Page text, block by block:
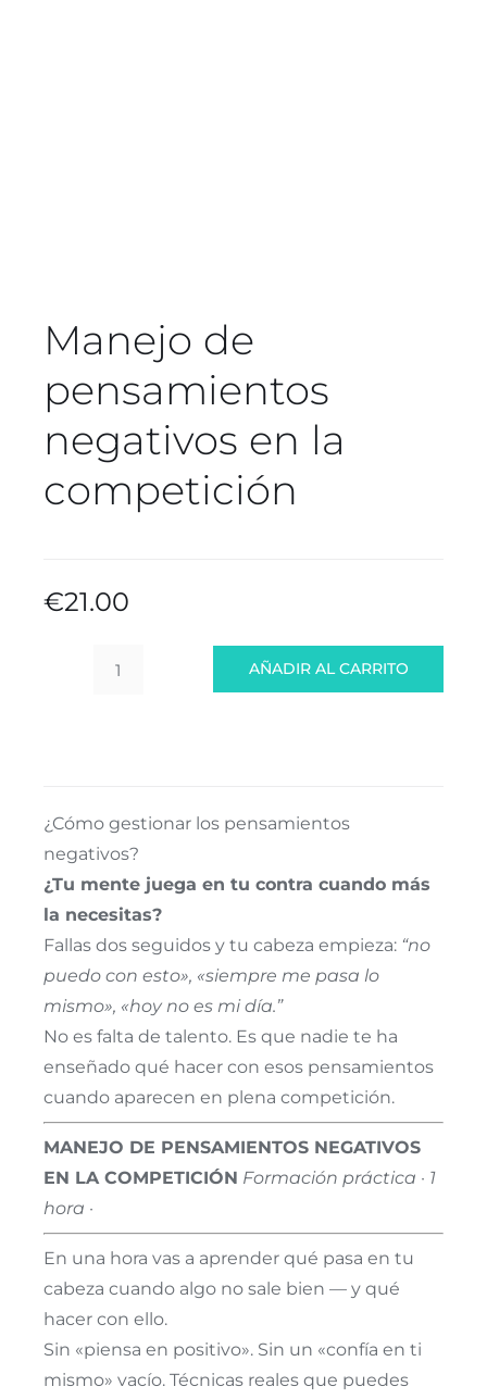
Manejo de
pensamientos
negativos en la
competición
€21.00
Manejo
la
competición
cantidad
AÑADIR AL CARRITO
¿Cómo gestionar los pensamientos
negativos?
¿Tu mente juega en tu contra cuando más
la necesitas?
Fallas dos seguidos y tu cabeza empieza: “no
puedo con esto», «siempre me pasa lo
mismo», «hoy no es mi día.”
No es falta de talento. Es que nadie te ha
enseñado qué hacer con esos pensamientos
cuando aparecen en plena competición.
MANEJO DE PENSAMIENTOS NEGATIVOS
EN LA COMPETICIÓN Formación práctica · 1
hora ·
En una hora vas a aprender qué pasa en tu
cabeza cuando algo no sale bien — y qué
hacer con ello.
Sin «piensa en positivo». Sin un «confía en ti
mismo» vacío. Técnicas reales que puedes